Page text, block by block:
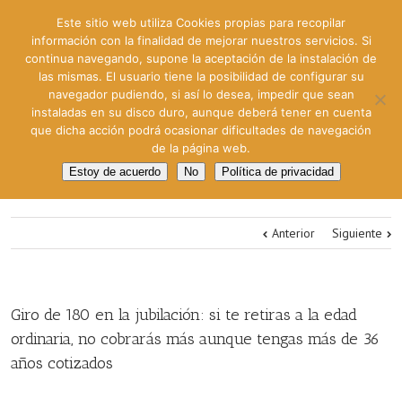
Anterior Siguiente
Giro de 180 en la jubilación: si te retiras a la edad
ordinaria, no cobrarás más aunque tengas más de 36
años cotizados
Este sitio web utiliza Cookies propias para recopilar
información con la finalidad de mejorar nuestros servicios. Si
continua navegando, supone la aceptación de la instalación de
las mismas. El usuario tiene la posibilidad de configurar su
navegador pudiendo, si así lo desea, impedir que sean
instaladas en su disco duro, aunque deberá tener en cuenta
que dicha acción podrá ocasionar dificultades de navegación
de la página web.
Estoy de acuerdo No Política de privacidad